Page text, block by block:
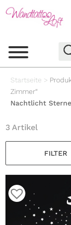
Startseite >
Zimmer“
Nachtlicht
FILTER
3 Artikel